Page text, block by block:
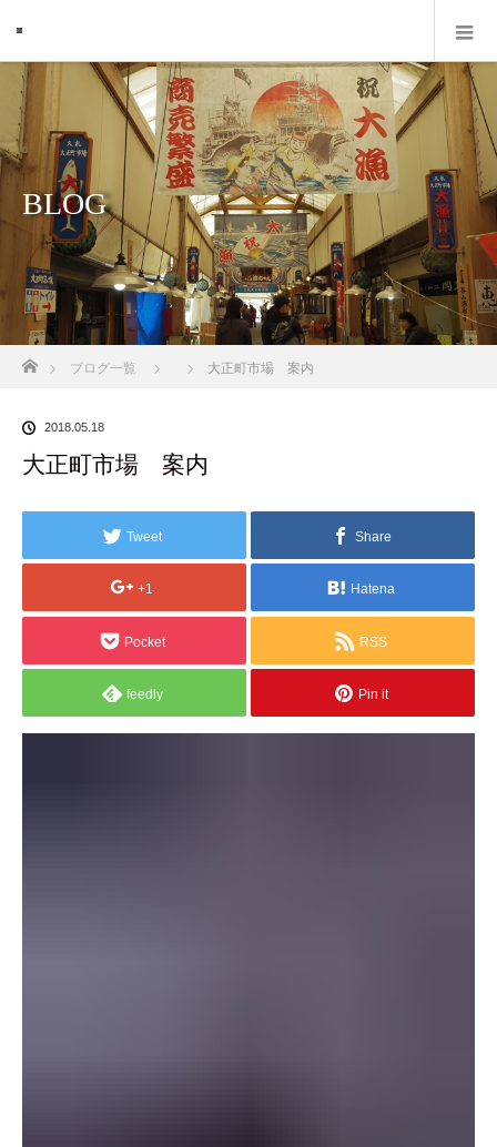
BLOG
ブログ一覧 大正町市場 案内
2018.05.18
大正町市場 案内
Tweet Share
+1 Hatena
Pocket RSS
feedly Pin it